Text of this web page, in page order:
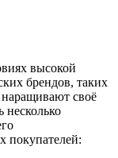
высокой
брендов, таких
своё
несколько
покупателей: